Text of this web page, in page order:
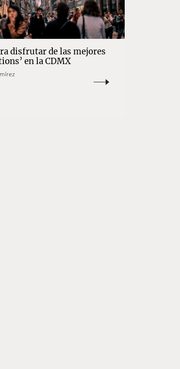
disfrutar de las mejores
en la CDMX